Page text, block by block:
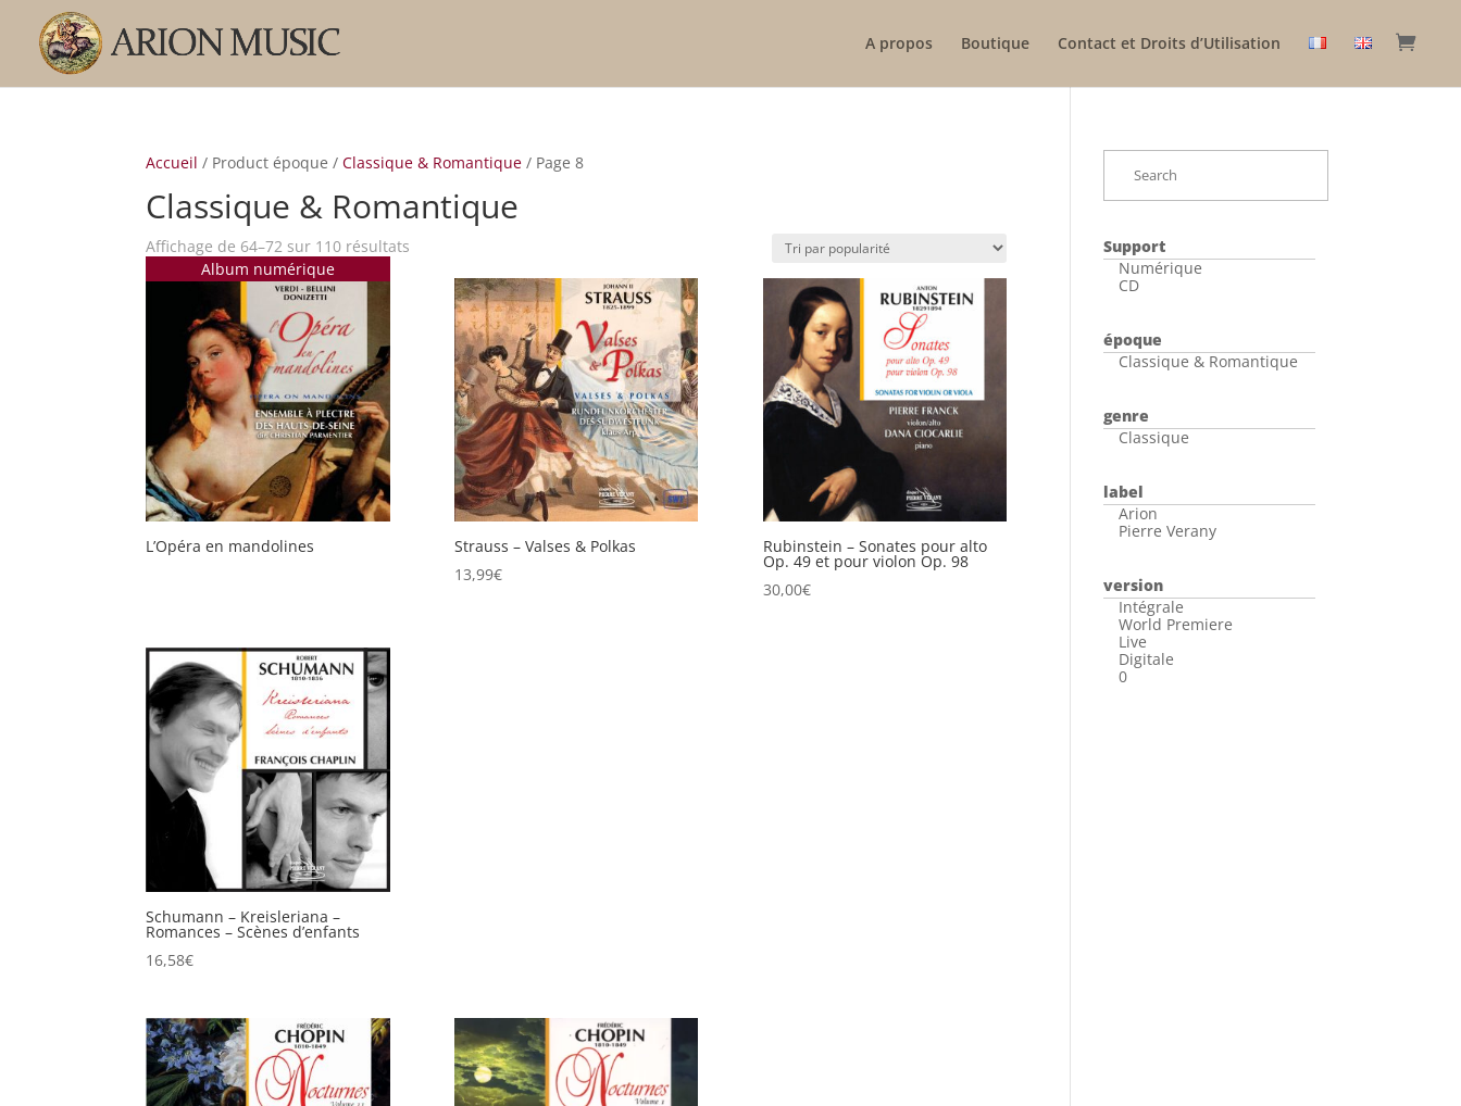
A propos Boutique Contact et Droits d’Utilisation
Accueil / Product époque /Classique & Romantique / Page 8
Classique & Romantique
Affichage de 64–72 sur 110 résultats
popularité
Album numérique
L’Opéra en mandolines
Strauss – Valses & Polkas
13,99€
Rubinstein – Sonates pour alto
Op. 49 et pour violon Op. 98
30,00€
Schumann – Kreisleriana –
Romances – Scènes d’enfants
16,58€
Support
Numérique
CD
époque
Classique & Romantique
genre
Classique
label
Arion
Pierre Verany
version
Intégrale
World Premiere
Live
Digitale
0